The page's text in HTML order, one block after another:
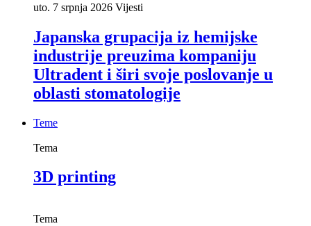
uto. 7 srpnja 2026 Vijesti
Japanska grupacija iz hemijske
industrije preuzima kompaniju
Ultradent i širi svoje poslovanje u
oblasti stomatologije
Teme
Tema
3D printing
Tema